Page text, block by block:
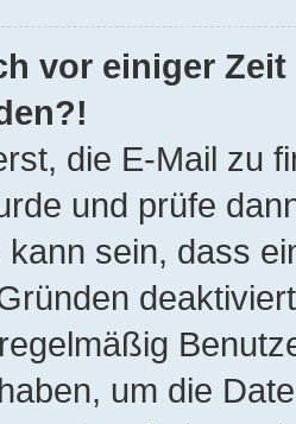
vor einiger
die E-Mail zu
und prüfe
sein, dass
um die